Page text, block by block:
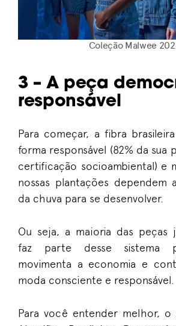
Coleção Malwee
3 – A peça
responsável
Para começar, a fibra
forma responsável (82% da sua
certificação socioambiental) e
nossas plantações dependem
da chuva para se desenvolver.
Ou seja, a maioria das peças
faz parte desse sistema
movimenta a economia e
moda consciente e responsável.
Para você entender melhor, o